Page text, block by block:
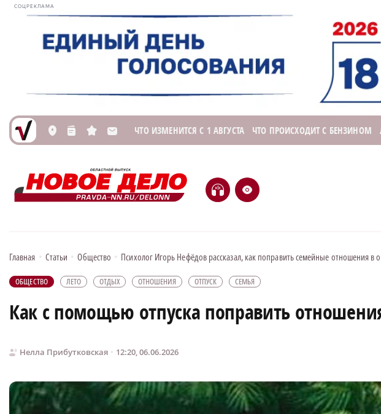
СОЦРЕКЛАМА
L n s M ЧТО ИЗМЕНИТСЯ С 1 АВГУСТА ЧТО ПРОИСХОДИТ С БЕНЗИНОМ
H e
Главная • Статьи • Общество • Психолог Игорь Нефёдов рассказал, как поправить семейные отношения в
ОБЩЕСТВО ЛЕТО ОТДЫХ ОТНОШЕНИЯ ОТПУСК СЕМЬЯ
Как с помощью отпуска поправить
Нелла Прибутковская 12:20, 06.06.2026